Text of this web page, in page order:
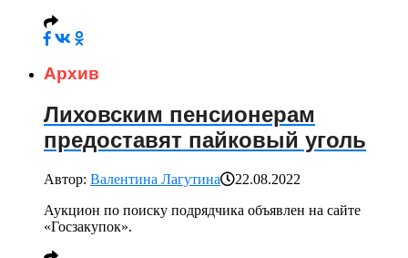
Архив
Лиховским пенсионерам
предоставят пайковый уголь
Автор: Валентина Лагутина
22.08.2022
Аукцион по поиску подрядчика объявлен на сайте
«Госзакупок».